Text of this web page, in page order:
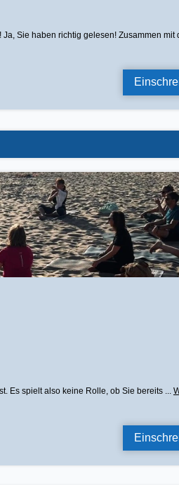
Sie haben richtig gelesen! Zusammen mit
Es spielt also keine Rolle, ob Sie bereits ...